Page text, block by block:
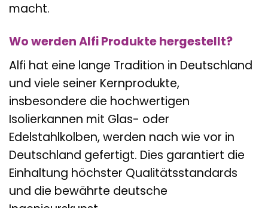
macht.
Wo werden Alfi Produkte hergestellt?
Alfi hat eine lange Tradition in Deutschland
und viele seiner Kernprodukte,
insbesondere die hochwertigen
Isolierkannen mit Glas- oder
Edelstahlkolben, werden nach wie vor in
Deutschland gefertigt. Dies garantiert die
Einhaltung höchster Qualitätsstandards
und die bewährte deutsche